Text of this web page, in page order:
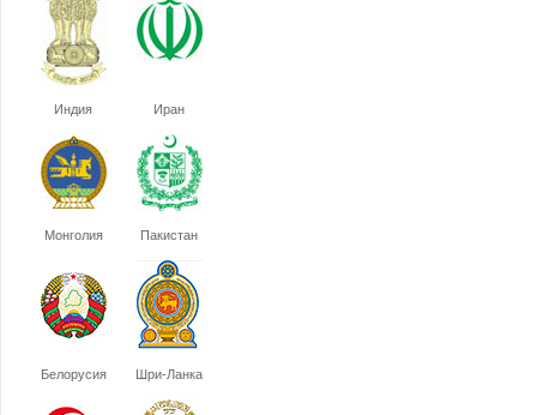
Индия Иран
Монголия Пакистан
Белорусия Шри-Ланка